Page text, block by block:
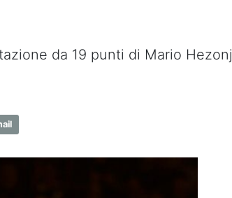
da 19 punti di Mario